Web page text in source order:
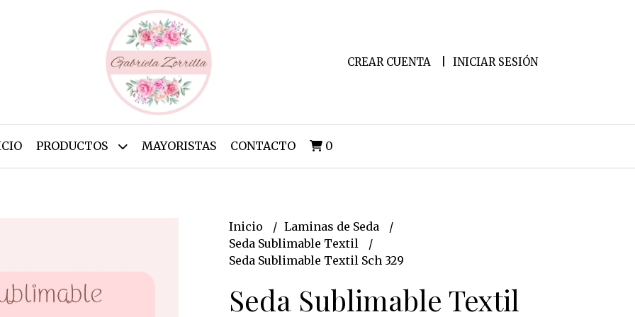
CREAR CUENTA INICIAR SESIÓN
PRODUCTOS MAYORISTAS CONTACTO 0
Inicio
Laminas de Seda
Seda Sublimable Textil
Seda Sublimable Textil Sch 329
Seda Sublimable Textil